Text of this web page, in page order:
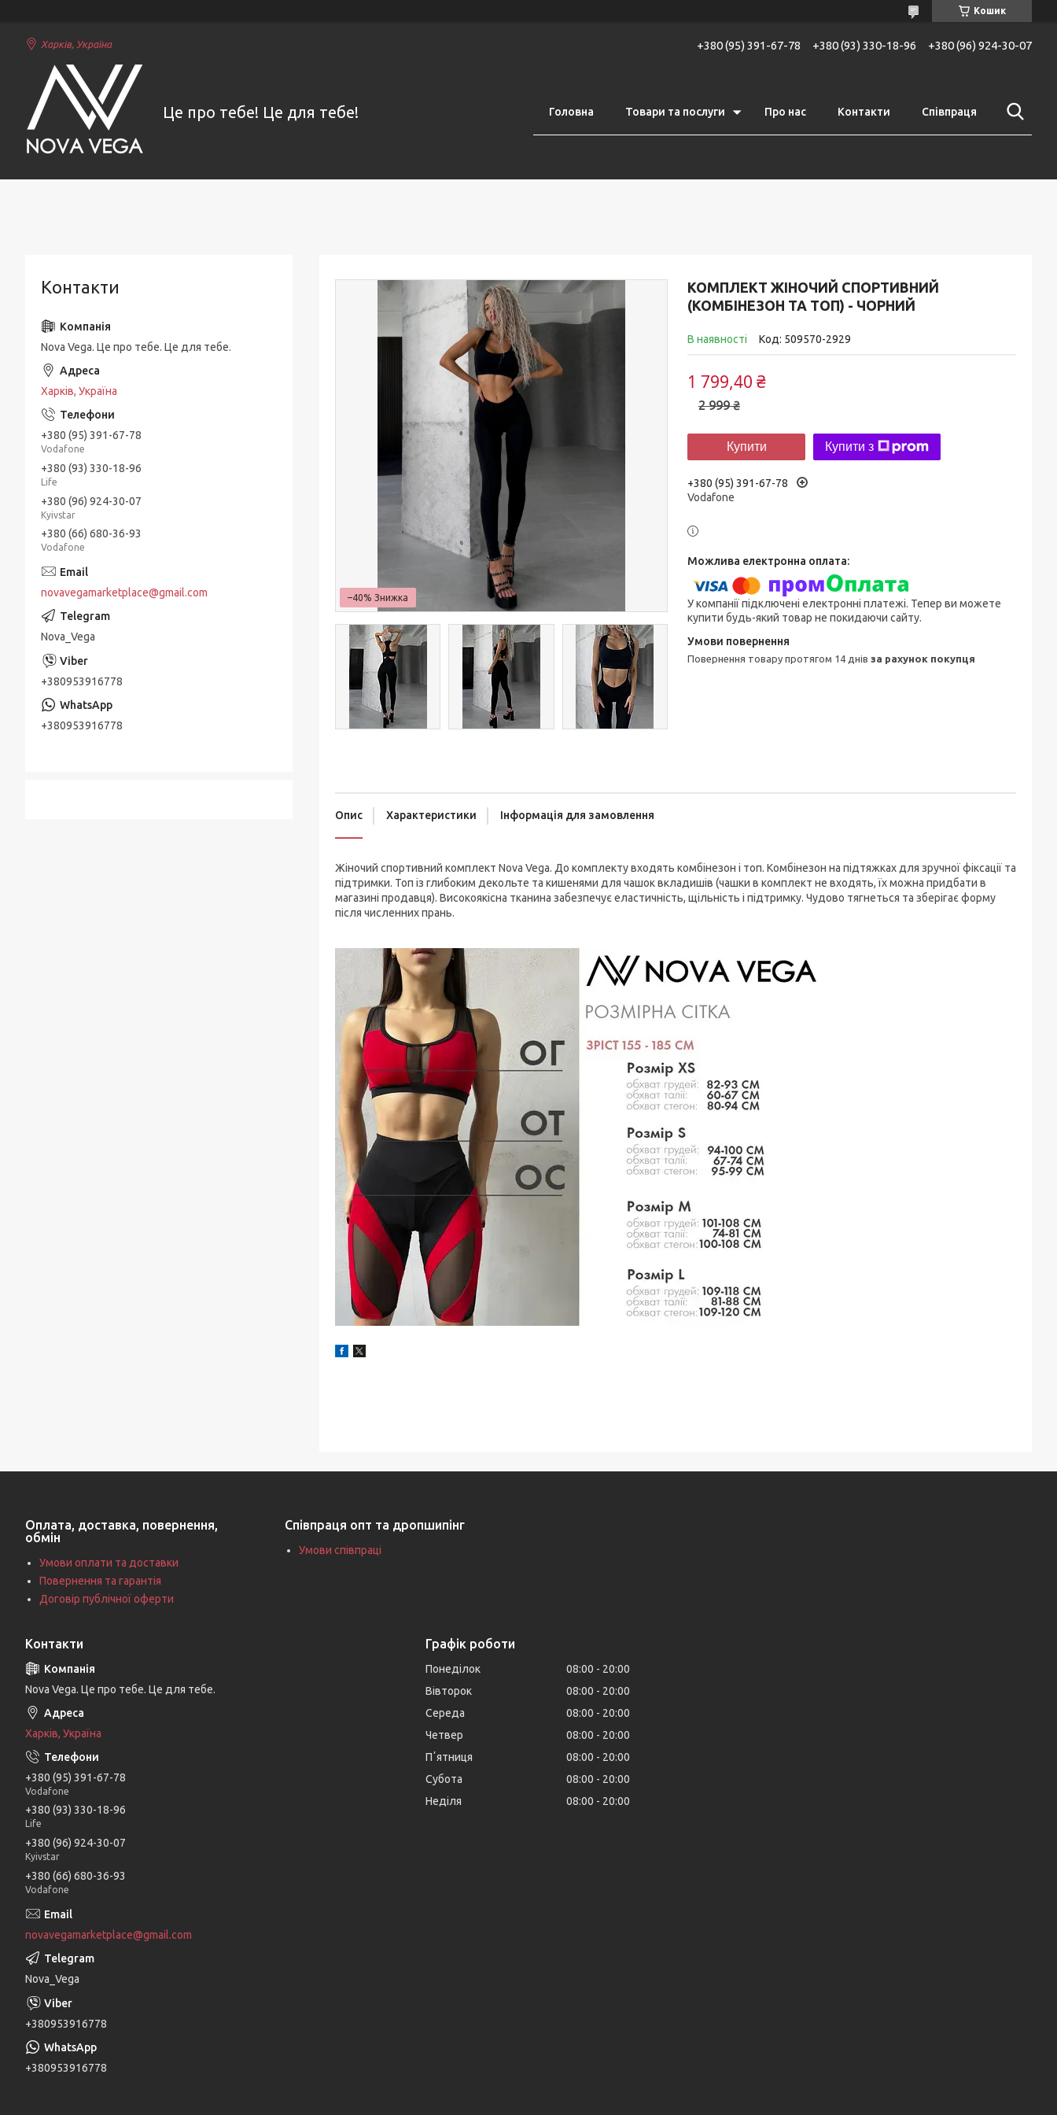
Кошик
Харків, Україна +380 (95) 391-67-78 +380 (93) 330-18-96 +380 (96) 924-30-07
Це про тебе! Це для тебе! Головна Товари та послуги Про нас Контакти Співпраця
КОМПЛЕКТ ЖІНОЧИЙ СПОРТИВНИЙ
(КОМБІНЕЗОН ТА ТОП) - ЧОРНИЙ
В наявності Код: 509570-2929
2 999 ₴
1 799,40 ₴
Купити Купити з
+380 (95) 391-67-78
Vodafone
У компанії підключені електронні платежі. Тепер ви можете
купити будь-який товар не покидаючи сайту.
повернення товару протягом 14 днів за рахунок покупця
–40%
Опис Характеристики Інформація для замовлення
Жіночий спортивний комплект Nova Vega. До комплекту входять комбінезон і топ. Комбінезон на підтяжках для зручної фіксації та
підтримки. Топ із глибоким декольте та кишенями для чашок вкладишів (чашки в комплект не входять, їх можна придбати в
магазині продавця). Високоякісна тканина забезпечує еластичність, щільність і підтримку. Чудово тягнеться та зберігає форму
після численних прань.
Контакти
Nova Vega. Це про тебе. Це для тебе.
Харків, Україна
+380 (95) 391-67-78
Vodafone
+380 (93) 330-18-96
Life
+380 (96) 924-30-07
Kyivstar
+380 (66) 680-36-93
Vodafone
novavegamarketplace@gmail.com
Nova_Vega
+380953916778
+380953916778
Оплата, доставка, повернення,
обмін
Умови оплати та доставки
Повернення та гарантія
Договір публічної оферти
Співпраця опт та дропшипінг
Умови співпраці
Контакти
Nova Vega. Це про тебе. Це для тебе.
Харків, Україна
+380 (95) 391-67-78
Vodafone
+380 (93) 330-18-96
Life
+380 (96) 924-30-07
Kyivstar
+380 (66) 680-36-93
Vodafone
novavegamarketplace@gmail.com
Nova_Vega
+380953916778
+380953916778
Графік роботи
Понеділок 08:00
20:00
Вівторок
08:00
20:00
Середа
08:00
20:00
Четвер
08:00
20:00
Пʼятниця
08:00
20:00
Субота
08:00
20:00
Неділя
08:00 20:00